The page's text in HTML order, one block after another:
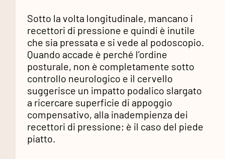
Sotto la volta longitudinale, mancano i
recettori di pressione e quindi è inutile
che sia pressata e si vede al podoscopio.
Quando accade è perché l’ordine
posturale, non è completamente sotto
controllo neurologico e il cervello
suggerisce un impatto podalico slargato
a ricercare superficie di appoggio
compensativo, alla inadempienza dei
recettori di pressione; è il caso del piede
piatto.